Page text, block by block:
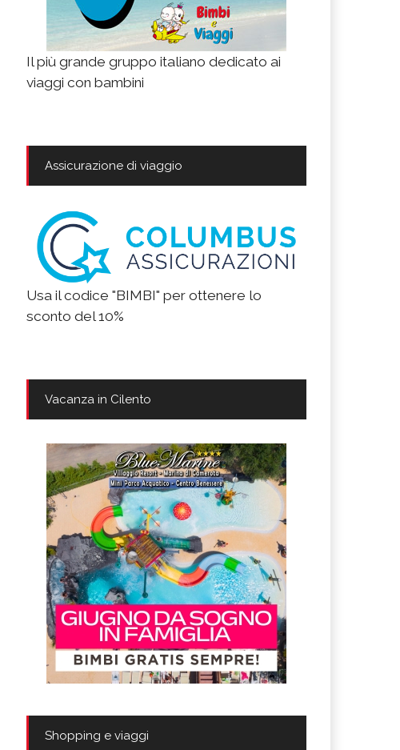
Il più grande gruppo italiano dedicato ai
viaggi con bambini
Assicurazione di viaggio
Usa il codice "BIMBI" per ottenere lo
sconto del 10%
Vacanza in Cilento
Shopping e viaggi